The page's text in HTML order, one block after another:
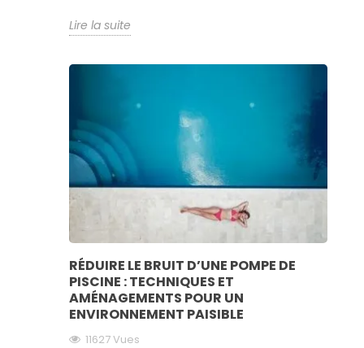
Lire la suite
RÉDUIRE LE BRUIT D’UNE POMPE DE
PISCINE : TECHNIQUES ET
AMÉNAGEMENTS POUR UN
ENVIRONNEMENT PAISIBLE
11627Vues